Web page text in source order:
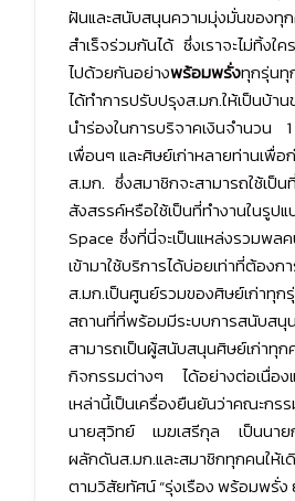
ฝันและสนับสนุนความมุ่งมั่นของทุ
สำเร็จร่วมกันได้ ซึ่งเราจะไม่ทิ้งใค
ไปด้วยกันอย่างพร้อมพรั่งทุกรุ่น
ได้ทำการปรับปรุงส.มก.ให้เป็น
นำร่องในการบริจาคเงินจำนว
เพื่อนๆ และศิษย์เก่าหลายท่านเพื่
ส.มก. ซึ่งสมาชิกจะสามารถใช้เป็
สังสรรค์หรือใช้เป็นที่ทำงานใน
Space ซึ่งที่นี่จะเป็นแหล่งรวมพล
เข้ามาใช้บริการได้บ่อยเท่าที่ต้อ
ส.มก.เป็นศูนย์รวมของศิษย์เก่าทุก
สถานที่ที่พร้อมมีระบบการสนั
สามารถเป็นผู้สนับสนุนศิษย์เก่าทุก
กิจกรรมต่างๆ ได้อย่างต่อเนื่อง
เหล่านี้เป็นเครื่องยืนยันว่าคณะกร
นายสุวิทย์ เมฆเสรีกุล เป็นนาย
ผลักดันส.มก.และสมาชิกทุกคนให้เ
ตามวิสัยทัศน์ “รุ่งเรือง พร้อมพรั่ง